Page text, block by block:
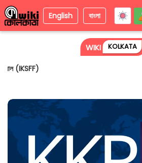
English বাংলা
WIKI KOLKATA
বিশ্ব পরিবেশ দিবসে পরিবেশ রক্ষার বার্তা ছড়াল আন্তর্জাতিক